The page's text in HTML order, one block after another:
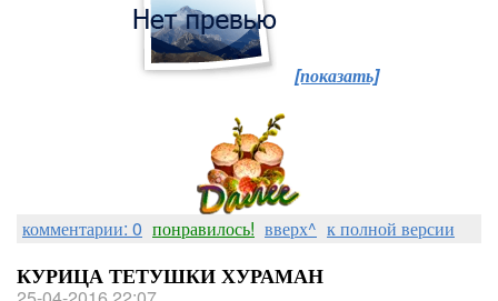
[показать]
комментарии: 0 понравилось! вверх^ к полной версии
КУРИЦА ТЕТУШКИ ХУРАМАН